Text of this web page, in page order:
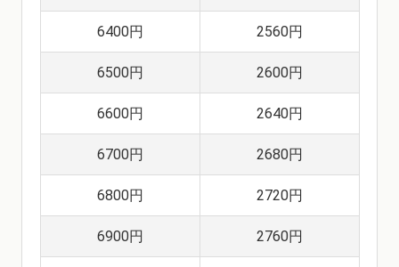
6400円 2560円
6500円 2600円
6600円 2640円
6700円 2680円
6800円 2720円
6900円 2760円